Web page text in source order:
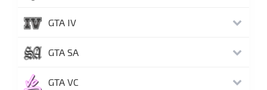
GTA IV
GTA SA
GTA VC